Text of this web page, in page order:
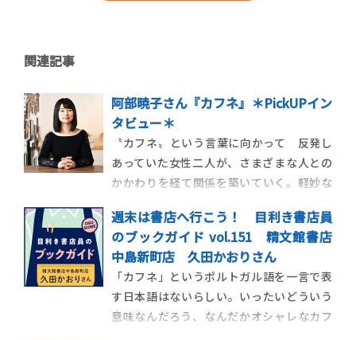
関連記事
阿部暁子さん『カフネ』＊PickUPイン
タビュー＊
〝カフネ〟という言葉に向かって 反発し
あっていた女性二人が、さまざまな人との
かかわりを経て関係を築いていく。軽妙な
ろん、登場人物一人一人の深い人生背景を
感じさせる阿部暁子さんの『カフネ』
（2024年５月22日発売）。物語が動き出し
たのは、編集者のユニークな提案からだっ
たという。 反
週末は書店へ行こう！ 目利き書店員
のブックガイド vol.151 精文館書店
中島新町店 久田かおりさん
「カフネ」というポルトガル語を一言で表
す日本語はないらしい。いったいどういう
意味なんだろう、なんだかオシャレなカフ